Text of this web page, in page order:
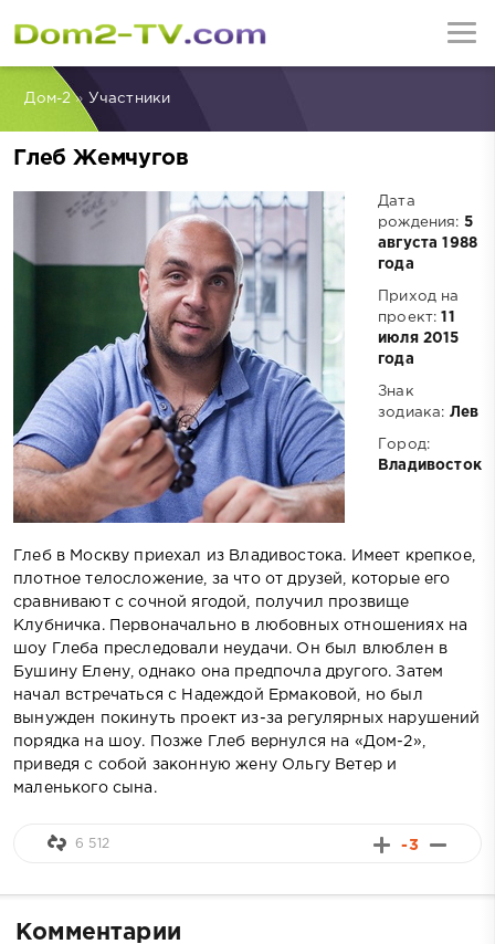
Дом-2» Участники
Глеб Жемчугов
Дата
рождения: 5
августа 1988
года
Приход на
проект:11
июля 2015
года
Знак
зодиака: Лев
Город:
Владивосток
Глеб в Москву приехал из Владивостока. Имеет крепкое,
плотное телосложение, за что от друзей, которые его
сравнивают с сочной ягодой, получил прозвище
Клубничка. Первоначально в любовных отношениях на
шоу Глеба преследовали неудачи. Он был влюблен в
Бушину Елену, однако она предпочла другого. Затем
начал встречаться с Надеждой Ермаковой, но был
вынужден покинуть проект из-за регулярных нарушений
порядка на шоу. Позже Глеб вернулся на «Дом-2»,
приведя с собой законную жену Ольгу Ветер и
маленького сына.
-3
6 512
Комментарии